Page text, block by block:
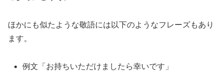
ほかにも似たような敬語には以下のようなフレーズもあり
ます。
例文「お持ちいただけましたら幸いです」